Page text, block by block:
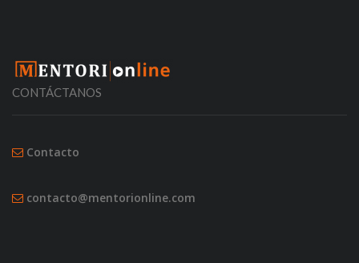
CONTÁCTANOS
Contacto
contacto@mentorionline.com